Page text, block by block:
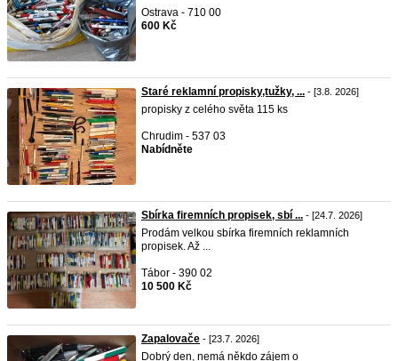
Ostrava - 710 00
600 Kč
Staré reklamní propisky,tužky, ... - [3.8. 2026]
propisky z celého světa 115 ks
Chrudim - 537 03
Nabídněte
Sbírka firemních propisek, sbí ... - [24.7. 2026]
Prodám velkou sbírka firemních reklamních
propisek. Až ...
Tábor - 390 02
10 500 Kč
Zapalovače - [23.7. 2026]
Dobrý den, nemá někdo zájem o